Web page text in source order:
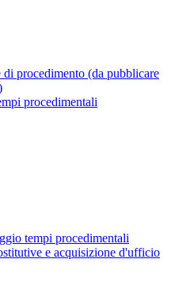
procedimento (da pubblicare
procedimentali
tempi procedimentali
e acquisizione d'ufficio